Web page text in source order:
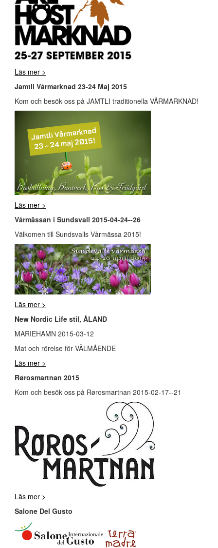
Läs mer >
Jamtli Vårmarknad 23-24 Maj 2015
Kom och besök oss på JAMTLI traditionella VÅRMARKNAD!
Läs mer >
Vårmässan i Sundsvall 2015-04-24--26
Välkomen till Sundsvalls Vårmässa 2015!
Läs mer >
New Nordic Life stil, ÅLAND
MARIEHAMN 2015-03-12
Mat och rörelse för VÄLMÅENDE
Läs mer >
Rørosmartnan 2015
Kom och besök oss på Rørosmartnan 2015-02-17--21
Läs mer >
Salone Del Gusto